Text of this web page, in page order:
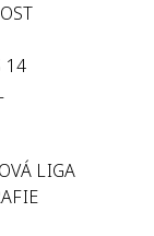
14
LIGA